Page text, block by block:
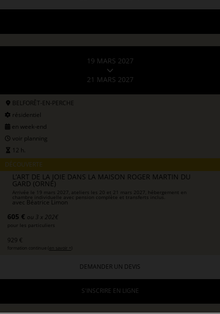
19 MARS 2027
21 MARS 2027
BELFORÊT-EN-PERCHE
résidentiel
en week-end
voir planning
12 h.
DÉCOUVERTE
L’ART DE LA JOIE DANS LA MAISON ROGER MARTIN DU
GARD (ORNE)
Arrivée le 19 mars 2027, ateliers les 20 et 21 mars 2027, hébergement en
chambre individuelle avec pension complète et transferts inclus.
avec Béatrice Limon
605 € ou 3 x 202€
pour les particuliers
929 €
formation continue ( en savoir + )
DEMANDER UN DEVIS
S'INSCRIRE EN LIGNE